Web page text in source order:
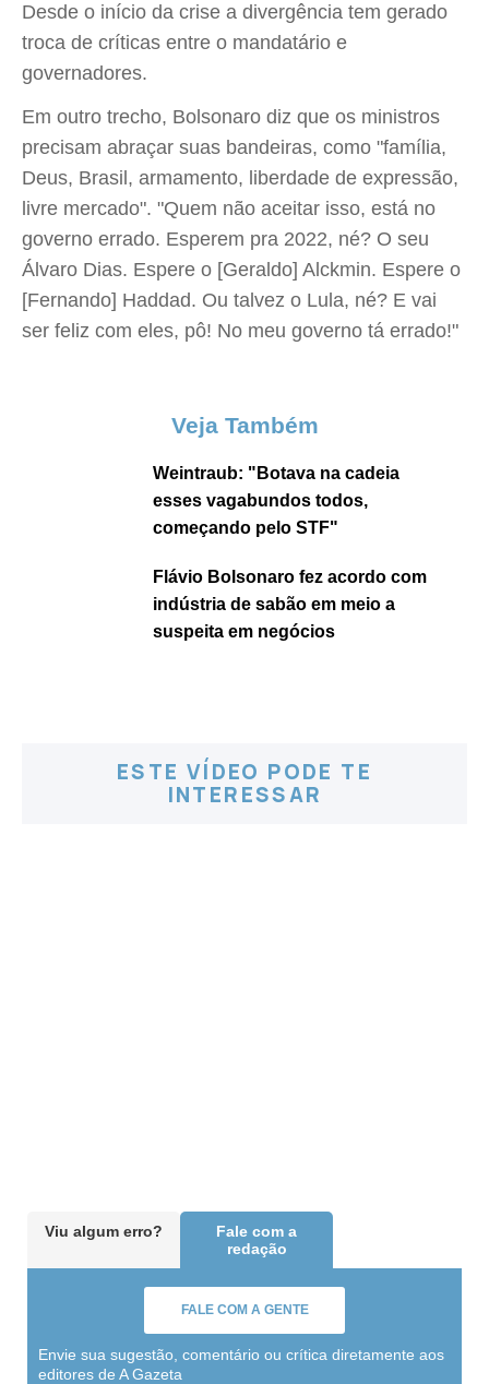
Desde o início da crise a divergência tem gerado
troca de críticas entre o mandatário e
governadores.
Em outro trecho, Bolsonaro diz que os ministros
precisam abraçar suas bandeiras, como "família,
Deus, Brasil, armamento, liberdade de expressão,
livre mercado". "Quem não aceitar isso, está no
governo errado. Esperem pra 2022, né? O seu
Álvaro Dias. Espere o [Geraldo] Alckmin. Espere o
[Fernando] Haddad. Ou talvez o Lula, né? E vai
ser feliz com eles, pô! No meu governo tá errado!"
Veja Também
Weintraub: "Botava na cadeia
esses vagabundos todos,
começando pelo STF"
Flávio Bolsonaro fez acordo com
indústria de sabão em meio a
suspeita em negócios
ESTE VÍDEO PODE TE
INTERESSAR
Viu algum erro?
Fale com a
redação
FALE COM A GENTE
Envie sua sugestão, comentário ou crítica diretamente aos
editores de A Gazeta